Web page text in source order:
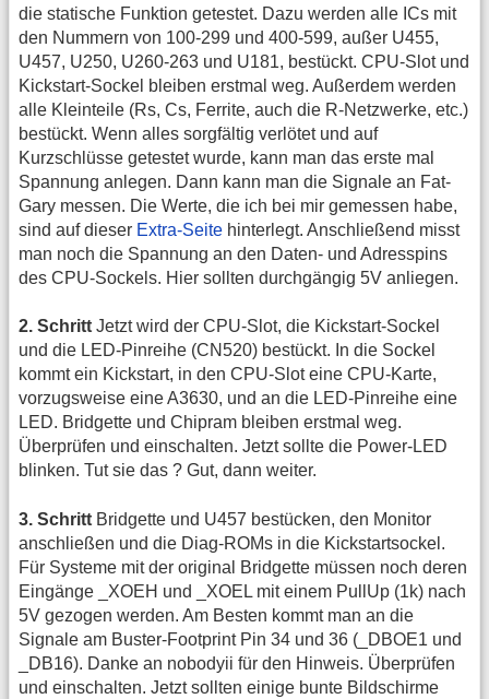
die statische Funktion getestet. Dazu werden alle ICs mit
den Nummern von 100-299 und 400-599, außer U455,
U457, U250, U260-263 und U181, bestückt. CPU-Slot und
Kickstart-Sockel bleiben erstmal weg. Außerdem werden
alle Kleinteile (Rs, Cs, Ferrite, auch die R-Netzwerke, etc.)
bestückt. Wenn alles sorgfältig verlötet und auf
Kurzschlüsse getestet wurde, kann man das erste mal
Spannung anlegen. Dann kann man die Signale an Fat-
Gary messen. Die Werte, die ich bei mir gemessen habe,
sind auf dieser Extra-Seite hinterlegt. Anschließend misst
man noch die Spannung an den Daten- und Adresspins
des CPU-Sockels. Hier sollten durchgängig 5V anliegen.
2. Schritt Jetzt wird der CPU-Slot, die Kickstart-Sockel
und die LED-Pinreihe (CN520) bestückt. In die Sockel
kommt ein Kickstart, in den CPU-Slot eine CPU-Karte,
vorzugsweise eine A3630, und an die LED-Pinreihe eine
LED. Bridgette und Chipram bleiben erstmal weg.
Überprüfen und einschalten. Jetzt sollte die Power-LED
blinken. Tut sie das ? Gut, dann weiter.
3. Schritt Bridgette und U457 bestücken, den Monitor
anschließen und die Diag-ROMs in die Kickstartsockel.
Für Systeme mit der original Bridgette müssen noch deren
Eingänge _XOEH und _XOEL mit einem PullUp (1k) nach
5V gezogen werden. Am Besten kommt man an die
Signale am Buster-Footprint Pin 34 und 36 (_DBOE1 und
_DB16). Danke an nobodyii für den Hinweis. Überprüfen
und einschalten. Jetzt sollten einige bunte Bildschirme